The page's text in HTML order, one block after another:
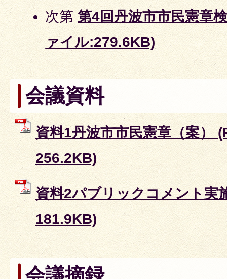
次第第4回丹波市市民憲章
ァイル:279.6KB)
会議資料
資料1丹波市市民憲章（案）
256.2KB)
資料2パブリックコメント実
181.9KB)